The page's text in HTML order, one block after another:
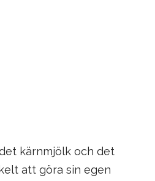
kärnmjölk och det
att göra sin egen